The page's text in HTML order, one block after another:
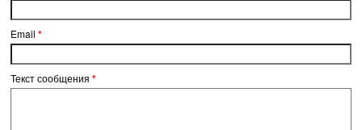
Email *
Текст сообщения *